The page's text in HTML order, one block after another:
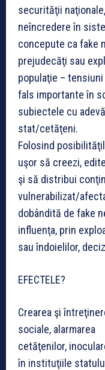
securităţii
neîncredere în
concepute ca fake
prejudecăţi sau
populaţie –
fals importante în
subiectele cu
stat/cetăţeni.
Folosind
uşor să creezi,
şi să distribui
vulnerabilizat/
dobândită de fake
influenţa, prin
sau îndoielilor,
EFECTELE?
Crearea şi
sociale, alarmarea
cetăţenilor,
în instituţiile